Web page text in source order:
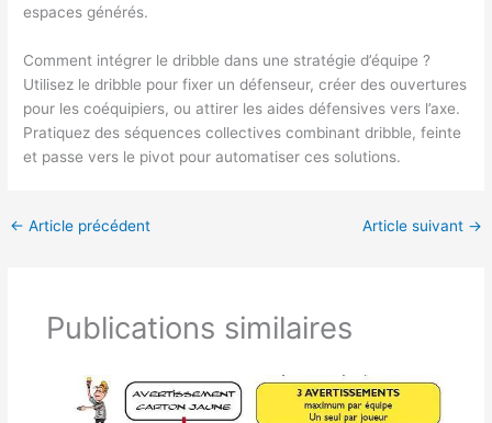
espaces générés.
Comment intégrer le dribble dans une stratégie d’équipe ?
Utilisez le dribble pour fixer un défenseur, créer des ouvertures
pour les coéquipiers, ou attirer les aides défensives vers l’axe.
Pratiquez des séquences collectives combinant dribble, feinte
et passe vers le pivot pour automatiser ces solutions.
← Article précédent Article suivant →
Publications similaires